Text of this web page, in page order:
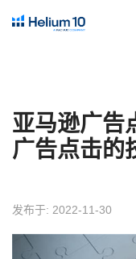
亚马逊广告
广告点击的
发布于: 2022-11-30